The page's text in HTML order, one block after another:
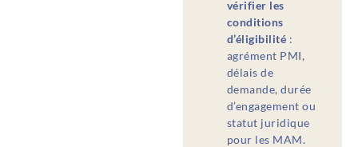
vérifier les
conditions
d’éligibilité :
agrément PMI,
délais de
demande, durée
d’engagement ou
statut juridique
pour les MAM.